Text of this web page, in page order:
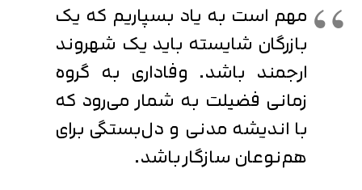
مهم است به یاد بسپاریم که یک
بازرگان شایسته باید یک شهروند
ارجمند باشد. وفاداری به گروه
زمانی فضیلت به شمار می‌رود که
با اندیشه مدنی و دل‌بستگی برای
هم‌نوعان سازگار باشد.